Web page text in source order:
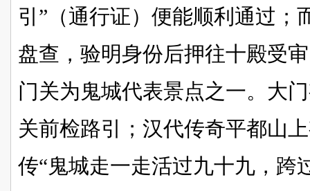
引”（通行证）便能顺利通过；
盘查，验明身份后押往十殿受
门关为鬼城代表景点之一。大
关前检路引；汉代传奇平都山
传“鬼城走一走活过九十九，跨